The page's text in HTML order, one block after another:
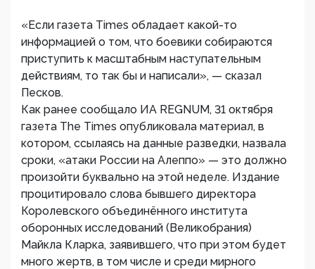
«Если газета Times обладает какой-то
информацией о том, что боевики собираются
приступить к масштабным наступательным
действиям, то так бы и написали», — сказал
Песков.
Как ранее сообщало ИА REGNUM, 31 октября
газета The Times опубликовала материал, в
котором, ссылаясь на данные разведки, назвала
сроки, «атаки России на Алеппо» — это должно
произойти буквально на этой неделе. Издание
процитировало слова бывшего директора
Королевского объединённого института
оборонных исследований (Великобрания)
Майкла Кларка, заявившего, что при этом будет
много жертв, в том числе и среди мирного